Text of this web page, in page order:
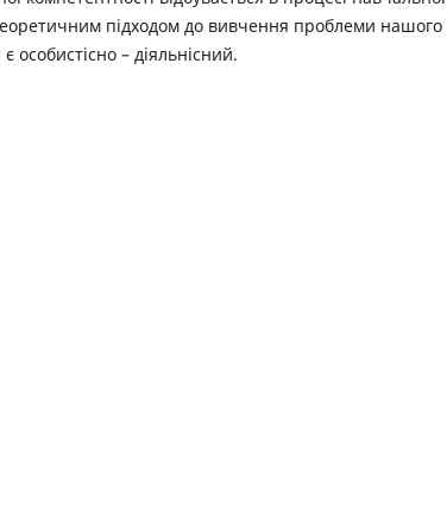
підходом до вивчення проблеми нашого
особистісно – діяльнісний.